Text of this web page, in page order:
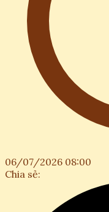
06/07/2026 08:00
Chia sẻ: